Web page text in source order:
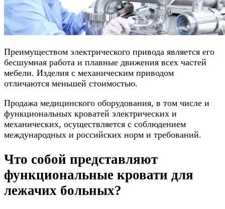
Преимуществом электрического привода является его
бесшумная работа и плавные движения всех частей
мебели. Изделия с механическим приводом
отличаются меньшей стоимостью.
Продажа медицинского оборудования, в том числе и
функциональных кроватей электрических и
механических, осуществляется с соблюдением
международных и российских норм и требований.
Что собой представляют
функциональные кровати для
лежачих больных?